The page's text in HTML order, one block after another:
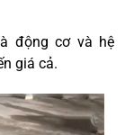
động cơ và hệ
giá cả.